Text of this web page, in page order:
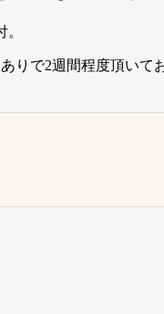
りで2週間程度頂い